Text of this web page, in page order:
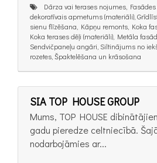
Dārza vai terases nojumes,
dekoratīvais apmetums (materiāli),
sienu flīzēšana, Kāpņu remonts, Koka
Koka terases dēļi (materiāli), Metāla
Sendvičpaneļu angāri, Siltinājums no
rozetes, Špaktelēšana un krāsošana
SIA TOP HOUSE GROUP
Mums, TOP HOUSE
gadu pieredze celtniecībā.
nodarbojāmies ar...